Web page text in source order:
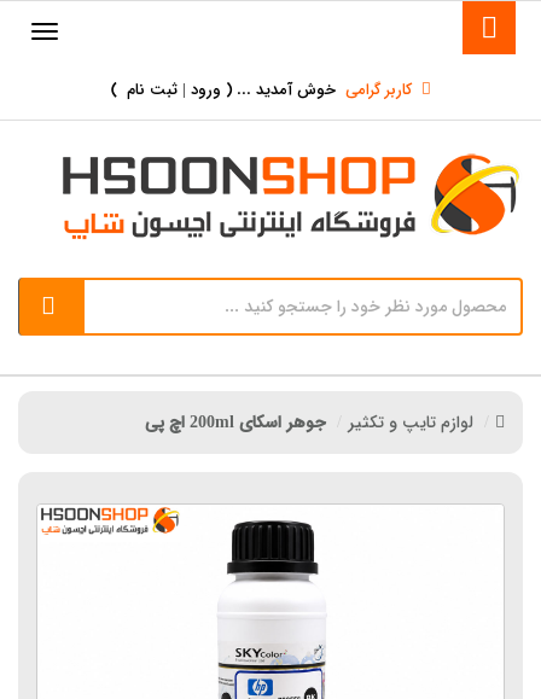
کاربر گرامی خوش آمدید ... ( ورود | ثبت نام )
لوازم تایپ و تکثیر جوهر اسکای 200ml اچ پی